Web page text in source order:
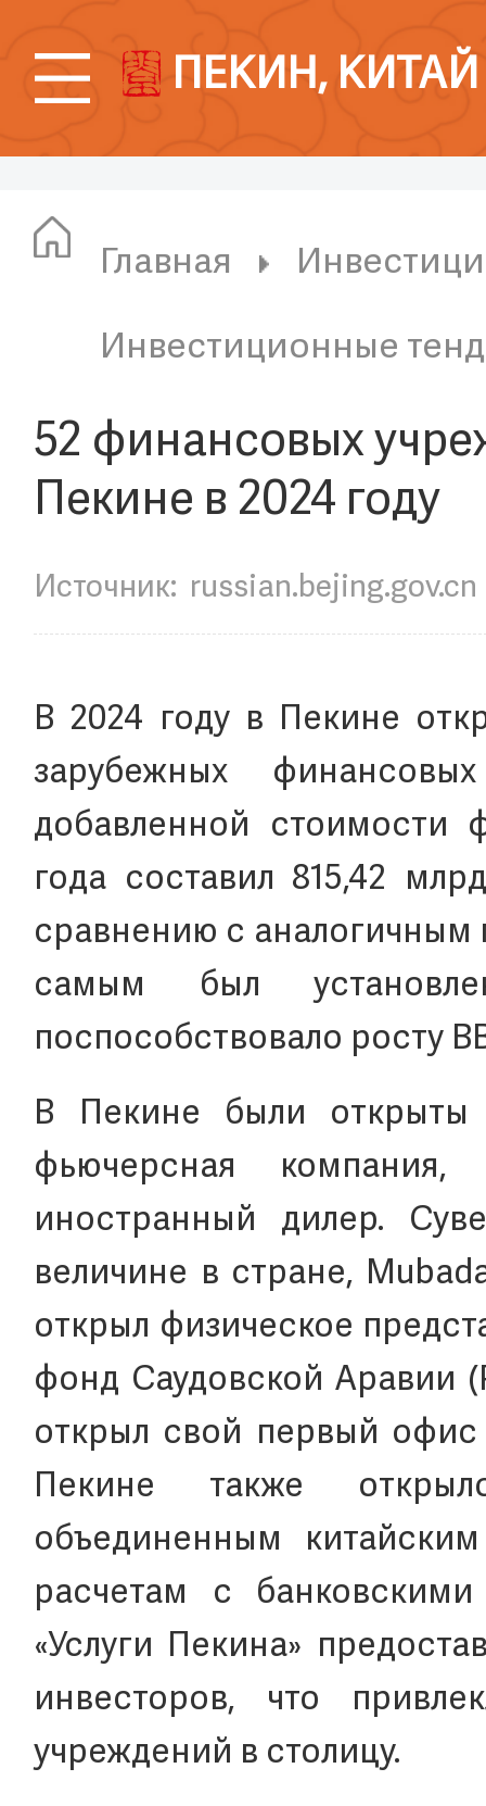
ПЕКИН, КИТАЙ
Главная
Инвестиционные
52 финансовых
Пекине в 2024 году
Источник: russian.bejing.gov.cn
В 2024 году в Пекине
зарубежных
добавленной стоимости
года составил 815,42
сравнению с
самым был
поспособствовало росту
В Пекине были открыты
фьючерсная
иностранный дилер.
величине в стране,
открыл физическое
фонд Саудовской Аравии
открыл свой первый офис
Пекине также
объединенным
расчетам с
«Услуги Пекина»
инвесторов, что
учреждений в столицу.